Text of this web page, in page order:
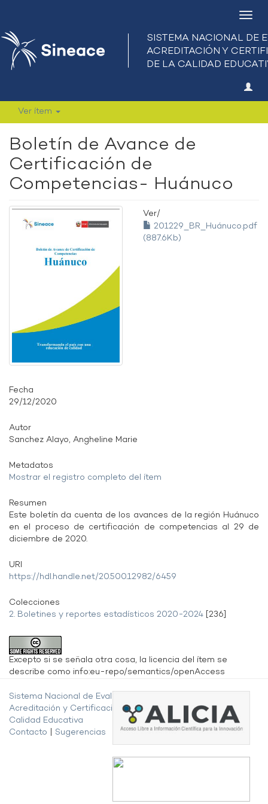
Ver ítem
Boletín de Avance de
Certificación de
Competencias- Huánuco
Ver/
201229_BR_Huánuco.pdf
(887.6Kb)
Fecha
29/12/2020
Autor
Sanchez Alayo, Angheline Marie
Metadatos
Mostrar el registro completo del ítem
Resumen
Este boletín da cuenta de los avances de la región Huánuco
en el proceso de certificación de competencias al 29 de
diciembre de 2020.
URI
https://hdl.handle.net/20.500.12982/6459
Colecciones
2. Boletines y reportes estadísticos 2020-2024 [236]
Excepto si se señala otra cosa, la licencia del ítem se
describe como info:eu-repo/semantics/openAccess
Sistema Nacional de Evaluación,
Acreditación y Certificación de la
Calidad Educativa
Contacto
Sugerencias